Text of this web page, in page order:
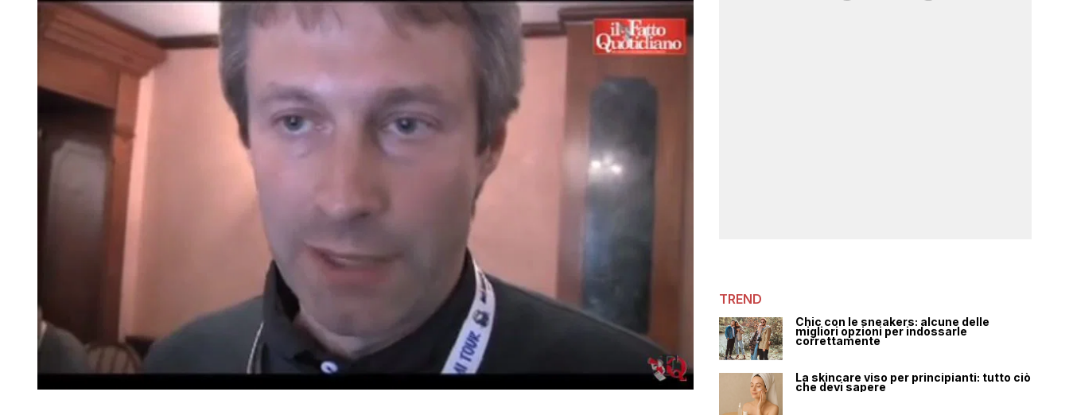
TREND
Chic con le sneakers: alcune delle
migliori opzioni per indossarle
correttamente
La skincare viso per principianti: tutto ciò
che devi sapere